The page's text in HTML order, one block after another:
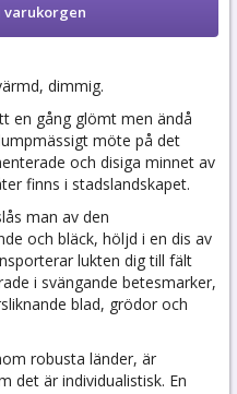
varukorgen
dimmig.
en gång glömt men ändå
möte på det
och disiga minnet av
finns i stadslandskapet.
man av den
och bläck, höljd i en dis av
lukten dig till fält
i svängande betesmarker,
blad, grödor och
robusta länder, är
det är individualistisk. En